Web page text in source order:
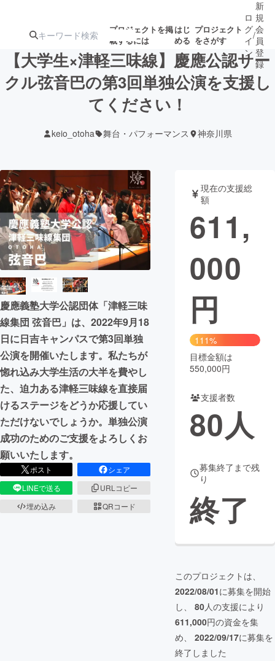
プロジェクトを掲
載するには
はじ
める
プロジェクト
をさがす
注目の新着プロ
ジェクト
募集終了が近いプ
テクノロジー・ガジェット
映像・映画 書籍・雑誌
ビジネス・起業 チャレンジ
まちづくり・地域活性化
CAMPFIRE for Social Good
CAMPFIRE Creation
CAMPFIREふるさと納税machi-ya コミュニティ
ロ
グ
イ
ン
/
新
規
会
員
登
録
【大学生×津軽三味線】慶應公認サー
クル弦音巴の第3回単独公演を支援し
てください！
keio_otoha 舞台・パフォーマンス 神奈川県
慶應義塾大学公認団体「津軽三味
線集団 弦音巴」は、2022年9月18
日に日吉キャンパスで第3回単独
公演を開催いたします。私たちが
惚れ込み大学生活の大半を費やし
た、迫力ある津軽三味線を直接届
けるステージをどうか応援してい
ただけないでしょうか。単独公演
成功のためのご支援をよろしくお
願いいたします。
ポスト
シェア
LINEで送る
URLコピー
埋め込み
QRコード
現在の支援総
額
611,
000
円
111%
目標金額は
550,000円
支援者数
80人
募集終了まで残
り
終了
このプロジェクトは、
2022/08/01に募集を開始
し、 80人の支援により
611,000円の資金を集
め、 2022/09/17に募集を
終了しました